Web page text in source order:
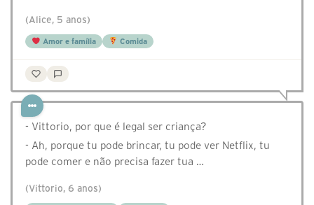
(Alice, 5 anos)
Amor e família Comida
- Vittorio, por que é legal ser criança?
- Ah, porque tu pode brincar, tu pode ver Netflix, tu
pode comer e não precisa fazer tua …
(Vittorio, 6 anos)